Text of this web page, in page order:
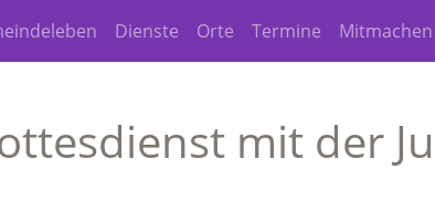
Dienste Orte Termine Mitmachen
mit der